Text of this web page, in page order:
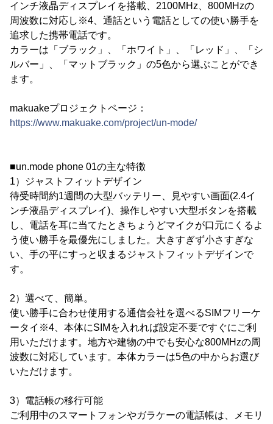
インチ液晶ディスプレイを搭載、2100MHz、800MHzの
周波数に対応し※4、通話という電話としての使い勝手を
追求した携帯電話です。
カラーは「ブラック」、「ホワイト」、「レッド」、「シ
ルバー」、「マットブラック」の5色から選ぶことができ
ます。
makuakeプロジェクトページ：
https://www.makuake.com/project/un-mode/
■un.mode phone 01の主な特徴
1）ジャストフィットデザイン
待受時間約1週間の大型バッテリー、見やすい画面(2.4イ
ンチ液晶ディスプレイ)、操作しやすい大型ボタンを搭載
し、電話を耳に当てたときちょうどマイクが口元にくるよ
う使い勝手を最優先にしました。大きすぎず小さすぎな
い、手の平にすっと収まるジャストフィットデザインで
す。
2）選べて、簡単。
使い勝手に合わせ使用する通信会社を選べるSIMフリーケ
ータイ※4、本体にSIMを入れれば設定不要ですぐにご利
用いただけます。地方や建物の中でも安心な800MHzの周
波数に対応しています。本体カラーは5色の中からお選び
いただけます。
3）電話帳の移行可能
ご利用中のスマートフォンやガラケーの電話帳は、メモリ